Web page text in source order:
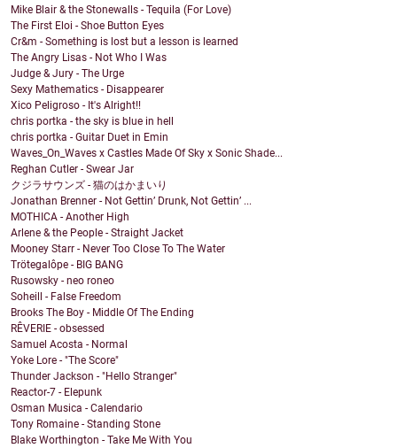
Mike Blair & the Stonewalls - Tequila (For Love)
The First Eloi - Shoe Button Eyes
Cr&m - Something is lost but a lesson is learned
The Angry Lisas - Not Who I Was
Judge & Jury - The Urge
Sexy Mathematics - Disappearer
Xico Peligroso - It's Alright!!
chris portka - the sky is blue in hell
chris portka - Guitar Duet in Emin
Waves_On_Waves x Castles Made Of Sky x Sonic Shade...
Reghan Cutler - Swear Jar
クジラサウンズ - 猫のはかまいり
Jonathan Brenner - Not Gettin’ Drunk, Not Gettin’ ...
MOTHICA - Another High
Arlene & the People - Straight Jacket
Mooney Starr - Never Too Close To The Water
Trötegalôpe - BIG BANG
Rusowsky - neo roneo
Soheill - False Freedom
Brooks The Boy - Middle Of The Ending
RÊVERIE - obsessed
Samuel Acosta - Normal
Yoke Lore - "The Score"
Thunder Jackson - "Hello Stranger"
Reactor-7 - Elepunk
Osman Musica - Calendario
Tony Romaine - Standing Stone
Blake Worthington - Take Me With You